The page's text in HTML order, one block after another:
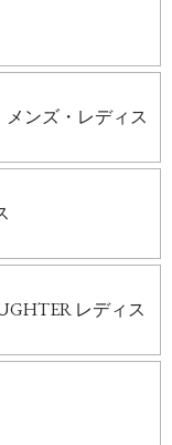
ンズ・レディス
レディス